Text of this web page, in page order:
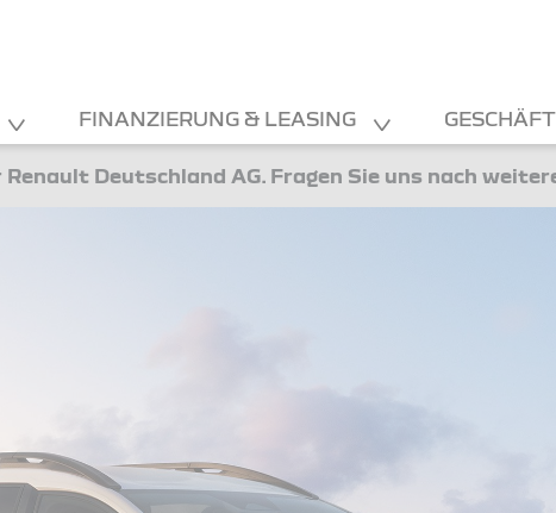
FINANZIERUNG & LEASING
Deutschland AG. Fragen Sie uns nach